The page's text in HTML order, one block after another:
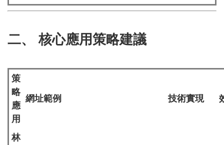
二、 核心應用策略建議
策
略
應
用
網址範例 技術實現
林